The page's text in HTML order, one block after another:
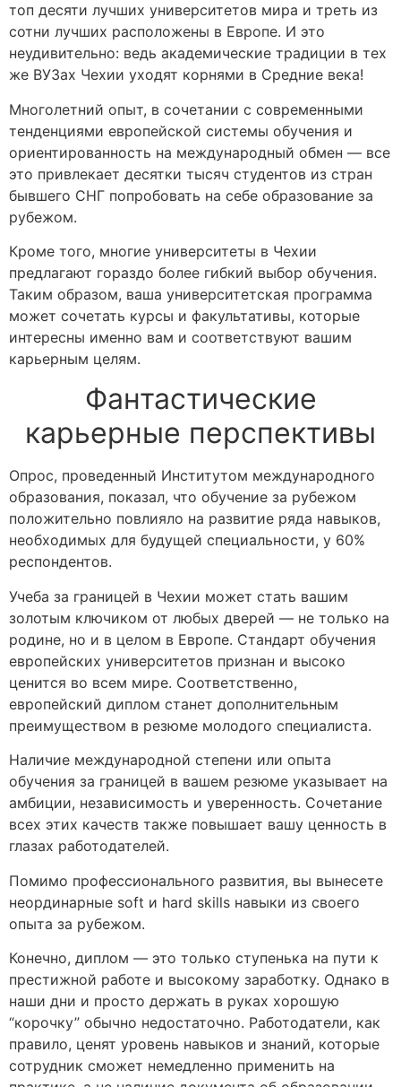
топ десяти лучших университетов мира и треть из
сотни лучших расположены в Европе. И это
неудивительно: ведь академические традиции в тех
же ВУЗах Чехии уходят корнями в Средние века!
Многолетний опыт, в сочетании с современными
тенденциями европейской системы обучения и
ориентированность на международный обмен — все
это привлекает десятки тысяч студентов из стран
бывшего СНГ попробовать на себе образование за
рубежом.
Кроме того, многие университеты в Чехии
предлагают гораздо более гибкий выбор обучения.
Таким образом, ваша университетская программа
может сочетать курсы и факультативы, которые
интересны именно вам и соответствуют вашим
карьерным целям.
Фантастические
карьерные перспективы
Опрос, проведенный Институтом международного
образования, показал, что обучение за рубежом
положительно повлияло на развитие ряда навыков,
необходимых для будущей специальности, у 60%
респондентов.
Учеба за границей в Чехии может стать вашим
золотым ключиком от любых дверей — не только на
родине, но и в целом в Европе. Стандарт обучения
европейских университетов признан и высоко
ценится во всем мире. Соответственно,
европейский диплом станет дополнительным
преимуществом в резюме молодого специалиста.
Наличие международной степени или опыта
обучения за границей в вашем резюме указывает на
амбиции, независимость и уверенность. Сочетание
всех этих качеств также повышает вашу ценность в
глазах работодателей.
Помимо профессионального развития, вы вынесете
неординарные soft и hard skills навыки из своего
опыта за рубежом.
Конечно, диплом — это только ступенька на пути к
престижной работе и высокому заработку. Однако в
наши дни и просто держать в руках хорошую
“корочку” обычно недостаточно. Работодатели, как
правило, ценят уровень навыков и знаний, которые
сотрудник сможет немедленно применить на